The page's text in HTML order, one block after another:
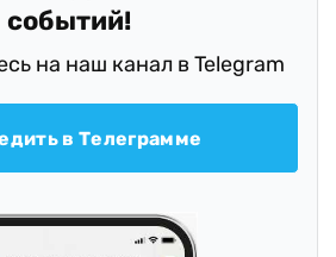
событий!
на наш канал в Telegram
в Телеграмме